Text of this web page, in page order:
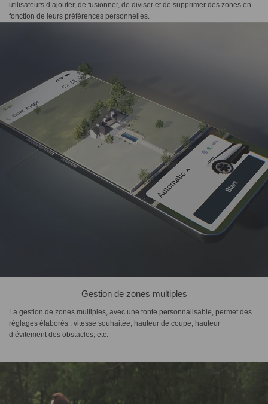
utilisateurs d’ajouter, de fusionner, de diviser et de supprimer des zones en
fonction de leurs préférences personnelles.
Gestion de zones multiples
La gestion de zones multiples, avec une tonte personnalisable, permet des
réglages élaborés : vitesse souhaitée, hauteur de coupe, hauteur
d’évitement des obstacles, etc.